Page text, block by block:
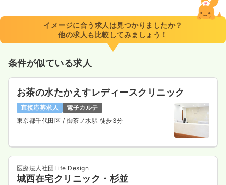
イメージに合う求人は見つかりましたか？
他の求人も比較してみましょう！
条件が似ている求人
お茶の水たかえすレディースクリニック
直接応募求人
電子カルテ
東京都千代田区 / 御茶ノ水駅 徒歩3分
医療法人社団Life Design
城西在宅クリニック・杉並